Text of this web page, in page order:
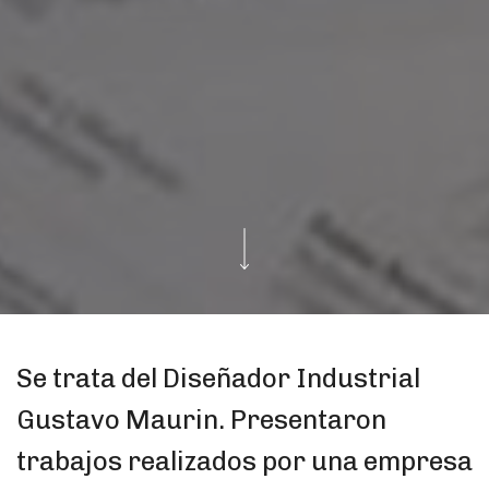
Se trata del Diseñador Industrial
Gustavo Maurin. Presentaron
trabajos realizados por una empresa